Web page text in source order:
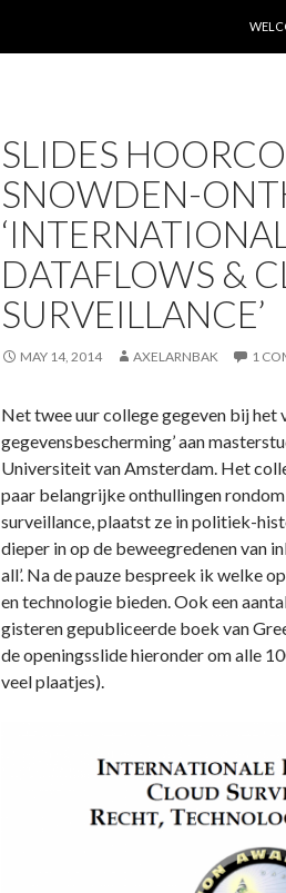
SLIDES
SNOWDEN-
DATAFLOWS &
SURVEILLANCE’
MAY 14, 2014 AXELARNBAK 1
Net twee uur college gegeven bij het
gegevensbescherming’ aan
Universiteit van Amsterdam. Het
paar belangrijke onthullingen
surveillance, plaatst ze in politiek-
dieper in op de beweegredenen van
all’. Na de pauze bespreek ik welke
en technologie bieden. Ook een
gisteren gepubliceerde boek van
de openingsslide hieronder om alle
veel plaatjes).